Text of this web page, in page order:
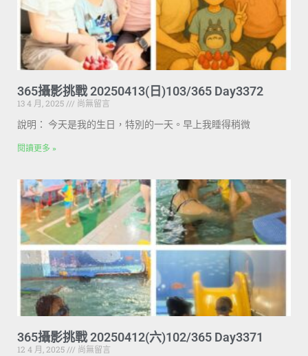
365攝影挑戰 20250413(日)103/365 Day3372
13 4 月, 2025
尚無留言
說明： 今天是我的生日，特別的一天。早上我睡得稍微
閱讀更多 »
365攝影挑戰 20250412(六)102/365 Day3371
12 4 月, 2025
尚無留言